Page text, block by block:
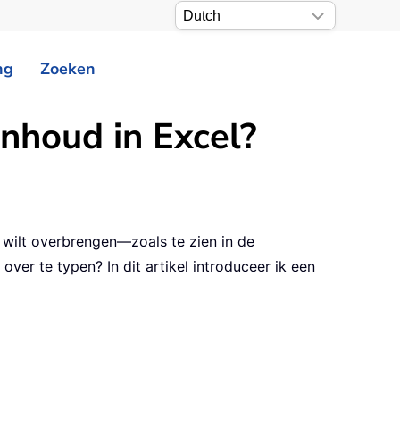
Zoeken
in Excel?
overbrengen—zoals te zien in de
te typen? In dit artikel introduceer ik een